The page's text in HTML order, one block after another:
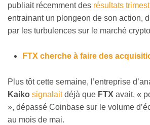
publiait récemment des résultats
entrainant un plongeon de son action,
par les turbulences sur le marché
FTX cherche à faire des
Plus tôt cette semaine, l’entreprise
Kaiko signalaitdéjà que FTX avait, «
», dépassé Coinbase sur le volume
au mois de mai.